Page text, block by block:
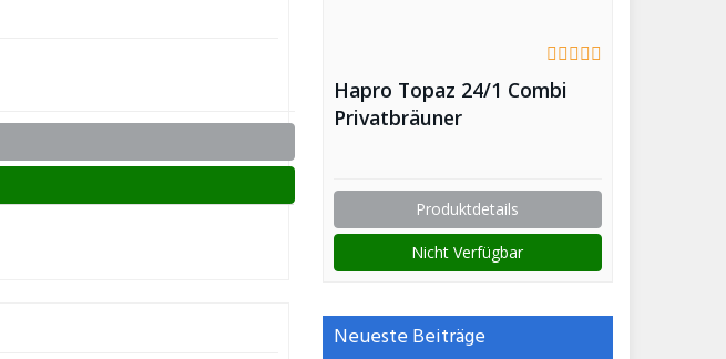
Hapro Topaz 24/1 Combi
Privatbräuner
Produktdetails
Nicht Verfügbar
Neueste Beiträge